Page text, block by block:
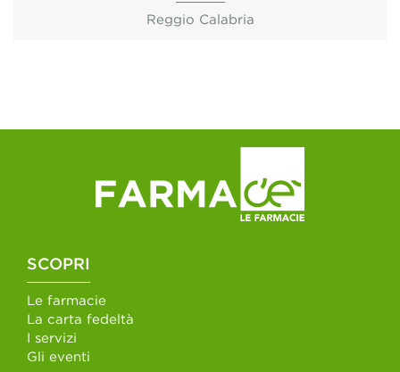
Reggio Calabria
SCOPRI
Le farmacie
La carta fedeltà
I servizi
Gli eventi